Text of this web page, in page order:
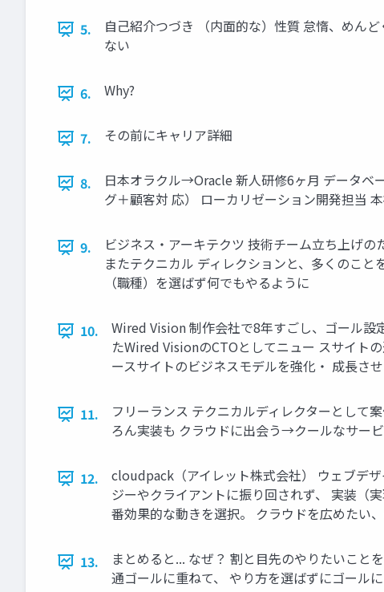
5.
自己紹介つづき （内面的な）性質 怠惰、めん
ない
6. Why?
7. その前にキャリア詳細
8.
日本オラクル→Oracle 新人研修6ヶ月 データベ
グ＋顧客対 応） ローカリゼーション開発担当
9.
ビジネス・アーキテクツ 技術チーム立ち上げ
またテクニカル ディレクションと、多くのこ
（職種）を選ばず何でもやるように
10.
Wired Vision 制作会社で8年すごし、ゴール設
たWired VisionのCTOとしてニュー スサイト
ースサイトのビジネスモデルを強化・ 成長さ
11.
フリーランス テクニカルディレクターとして
ろん実装も クラウドに出会う→クールなサー
12.
cloudpack（アイレット株式会社） ウェブデ
ジーやクライアントに振り回されず、 実装（
番効果的な動きを選択。 クラウドを広めた
13.
まとめると... なぜ？ 割と目先のやりたいこと
通ゴールに重ねて、 やり方を選ばずにゴール